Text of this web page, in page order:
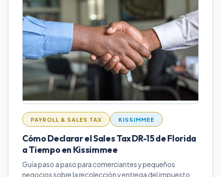
PAYROLL & SALES TAX KISSIMMEE
Cómo Declarar el Sales Tax DR-15 de Florida
a Tiempo en Kissimmee
Guía paso a paso para comerciantes y pequeños
negocios sobre la recolección y entrega del impuesto